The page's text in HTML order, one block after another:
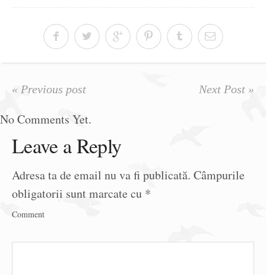
« Previous post Next Post »
No Comments Yet.
Leave a Reply
Adresa ta de email nu va fi publicată. Câmpurile
obligatorii sunt marcate cu *
Comment